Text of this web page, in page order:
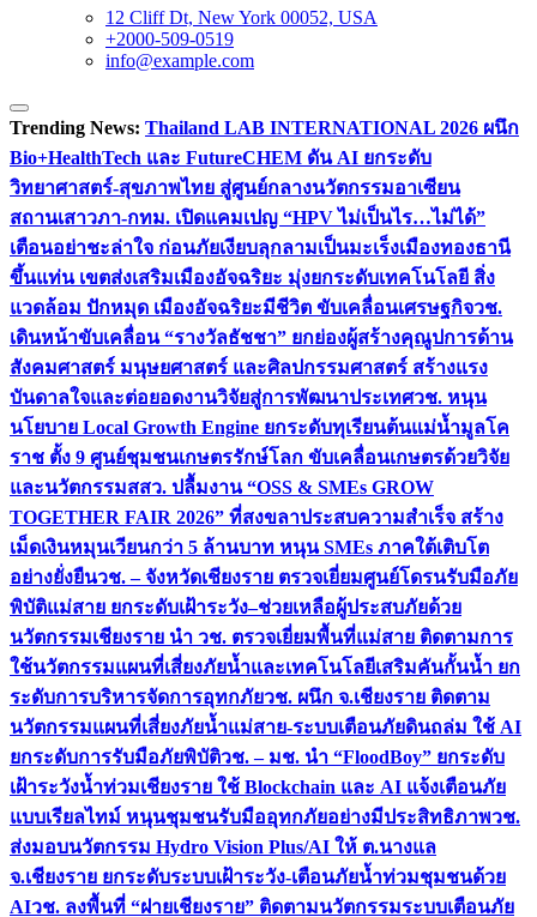
12 Cliff Dt, New York 00052, USA
+2000-509-0519
info@example.com
Trending News: Thailand LAB INTERNATIONAL 2026 ผนึก
Bio+HealthTech และ FutureCHEM ดัน AI ยกระดับ
วิทยาศาสตร์-สุขภาพไทย สู่ศูนย์กลางนวัตกรรมอาเซียน
สถานเสาวภา-กทม. เปิดแคมเปญ “HPV ไม่เป็นไร…ไม่ได้”
เตือนอย่าชะล่าใจ ก่อนภัยเงียบลุกลามเป็นมะเร็งเมืองทองธานี
ขึ้นแท่น เขตส่งเสริมเมืองอัจฉริยะ มุ่งยกระดับเทคโนโลยี สิ่ง
แวดล้อม ปักหมุด เมืองอัจฉริยะมีชีวิต ขับเคลื่อนเศรษฐกิจวช.
เดินหน้าขับเคลื่อน “รางวัลธัชชา” ยกย่องผู้สร้างคุณูปการด้าน
สังคมศาสตร์ มนุษยศาสตร์ และศิลปกรรมศาสตร์ สร้างแรง
บันดาลใจและต่อยอดงานวิจัยสู่การพัฒนาประเทศวช. หนุน
นโยบาย Local Growth Engine ยกระดับทุเรียนต้นแม่น้ำมูลโค
ราช ตั้ง 9 ศูนย์ชุมชนเกษตรรักษ์โลก ขับเคลื่อนเกษตรด้วยวิจัย
และนวัตกรรมสสว. ปลื้มงาน “OSS & SMEs GROW
TOGETHER FAIR 2026” ที่สงขลาประสบความสำเร็จ สร้าง
เม็ดเงินหมุนเวียนกว่า 5 ล้านบาท หนุน SMEs ภาคใต้เติบโต
อย่างยั่งยืนวช. – จังหวัดเชียงราย ตรวจเยี่ยมศูนย์โดรนรับมือภัย
พิบัติแม่สาย ยกระดับเฝ้าระวัง–ช่วยเหลือผู้ประสบภัยด้วย
นวัตกรรมเชียงราย นำ วช. ตรวจเยี่ยมพื้นที่แม่สาย ติดตามการ
ใช้นวัตกรรมแผนที่เสี่ยงภัยน้ำและเทคโนโลยีเสริมคันกั้นน้ำ ยก
ระดับการบริหารจัดการอุทกภัยวช. ผนึก จ.เชียงราย ติดตาม
นวัตกรรมแผนที่เสี่ยงภัยน้ำแม่สาย-ระบบเตือนภัยดินถล่ม ใช้ AI
ยกระดับการรับมือภัยพิบัติวช. – มช. นำ “FloodBoy” ยกระดับ
เฝ้าระวังน้ำท่วมเชียงราย ใช้ Blockchain และ AI แจ้งเตือนภัย
แบบเรียลไทม์ หนุนชุมชนรับมืออุทกภัยอย่างมีประสิทธิภาพวช.
ส่งมอบนวัตกรรม Hydro Vision Plus/AI ให้ ต.นางแล
จ.เชียงราย ยกระดับระบบเฝ้าระวัง-เตือนภัยน้ำท่วมชุมชนด้วย
AIวช. ลงพื้นที่ “ฝายเชียงราย” ติดตามนวัตกรรมระบบเตือนภัย